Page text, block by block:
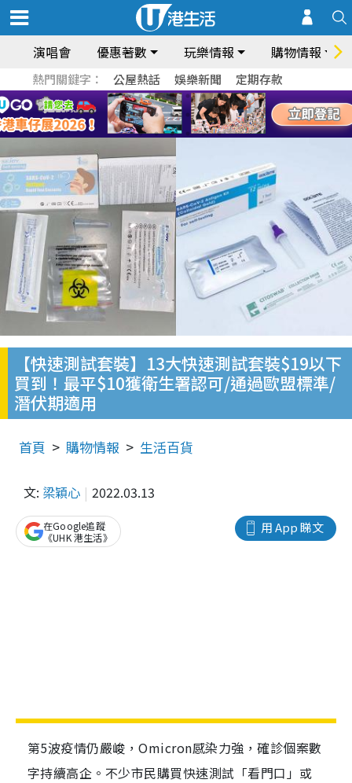
演唱會 優惠著數 玩樂情報 購物情報
熱門關鍵字： 公屋熱話 娛樂新聞 定期存款
【快速測試套裝】13大快速測試套裝$19以下
買到！最平$10獲衛生署認可/通過歐盟標準/
潛伏期適用
首頁 購物情報 生活百貨
文: 梁穎心 2022.03.13
用 App 睇文
在Google追蹤
《UHK 港生活》
第5波疫情仍嚴峻，Omicron感染力強，確診個案數
字持續高企。不少市民購買快速測試「看門口」或